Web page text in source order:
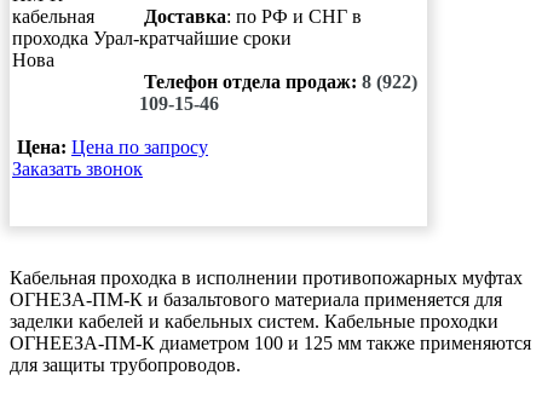
Доставка: по РФ и СНГ в
кратчайшие сроки
Телефон отдела продаж: 8 (922)
109-15-46
Цена: Цена по запросу
Заказать звонок
Кабельная проходка в исполнении противопожарных муфтах
ОГНЕЗА-ПМ-К и базальтового материала применяется для
заделки кабелей и кабельных систем. Кабельные проходки
ОГНЕЕЗА-ПМ-К диаметром 100 и 125 мм также применяются
для защиты трубопроводов.